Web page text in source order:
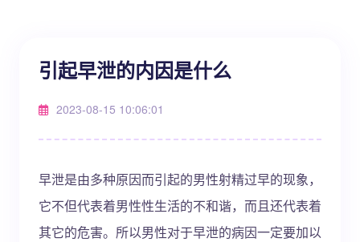
引起早泄的内因是什么
2023-08-15 10:06:01
早泄是由多种原因而引起的男性射精过早的现象，
它不但代表着男性性生活的不和谐，而且还代表着
其它的危害。所以男性对于早泄的病因一定要加以